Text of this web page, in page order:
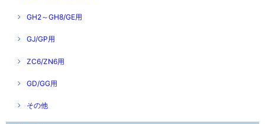
GH2～GH8/GE用
GJ/GP用
ZC6/ZN6用
GD/GG用
その他